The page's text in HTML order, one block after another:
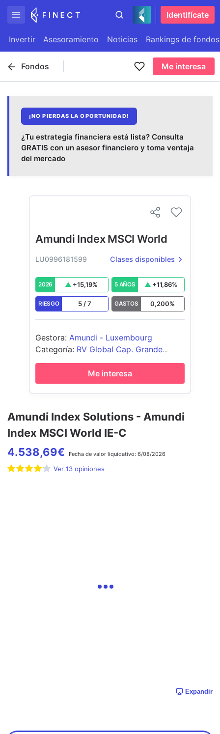
Identifícate
Invertir Asesoramiento Noticias Rankings de fondos
Fondos Me interesa
¡NO PIERDAS LA OPORTUNIDAD!
¿Tu estrategia financiera está lista? Consulta
GRATIS con un asesor financiero y toma ventaja
del mercado
Amundi Index Solutions - Amundi
Index MSCI World IE-C
4.538,69€ Fecha de valor liquidativo: 6/08/2026
Ver 13 opiniones
Expandir
Amundi Index MSCI World
LU0996181599 Clases disponibles
2026 +15,19% 5 AÑOS +11,86%
RIESGO 5 /7 GASTOS 0,200%
Gestora: Amundi - Luxembourg
Categoría: RV Global Cap. Grande
Blend
Me interesa